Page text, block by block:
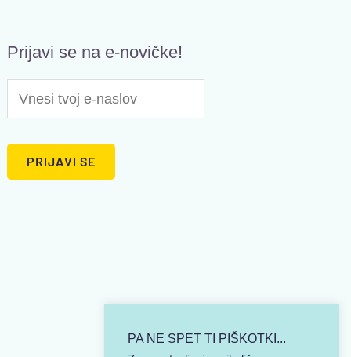
Prijavi se na e-novičke!
PA NE SPET TI PIŠKOTKI...